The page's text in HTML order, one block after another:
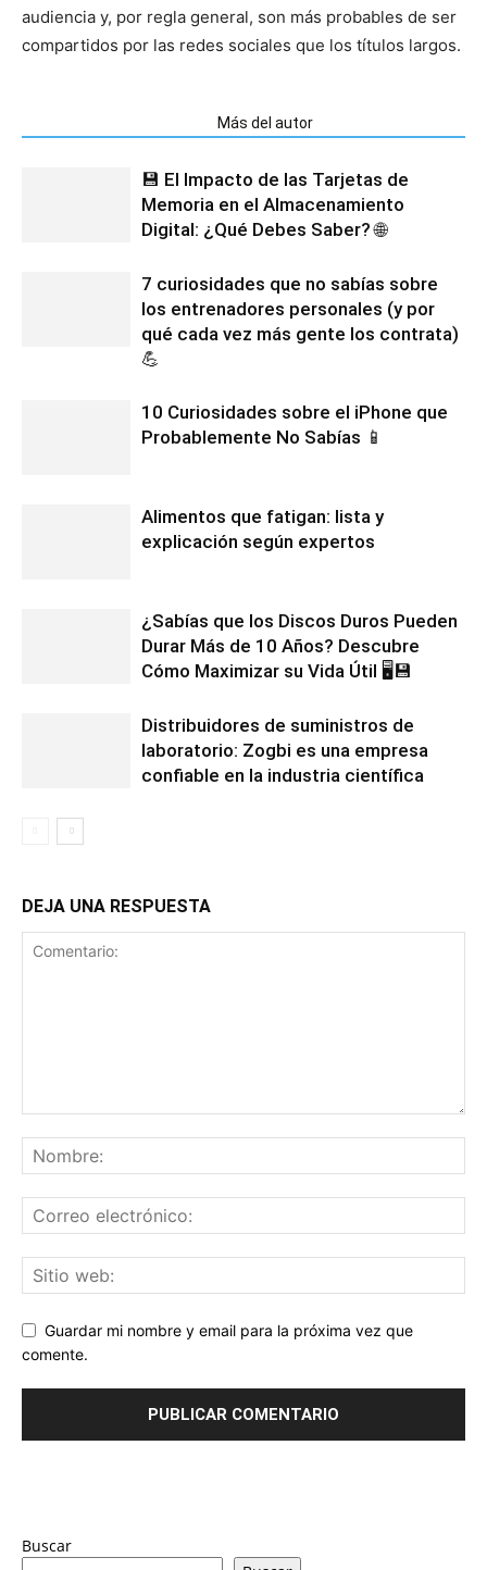
audiencia y, por regla general, son más probables de ser
compartidos por las redes sociales que los títulos largos.
Más del autor
💾 El Impacto de las Tarjetas de
Memoria en el Almacenamiento
Digital: ¿Qué Debes Saber? 🌐
7 curiosidades que no sabías sobre
los entrenadores personales (y por
qué cada vez más gente los contrata)
💪
10 Curiosidades sobre el iPhone que
Probablemente No Sabías 📱
Alimentos que fatigan: lista y
explicación según expertos
¿Sabías que los Discos Duros Pueden
Durar Más de 10 Años? Descubre
Cómo Maximizar su Vida Útil 🖥️💾
Distribuidores de suministros de
laboratorio: Zogbi es una empresa
confiable en la industria científica
DEJA UNA RESPUESTA
Guardar mi nombre y email para la próxima vez que
comente.
Buscar